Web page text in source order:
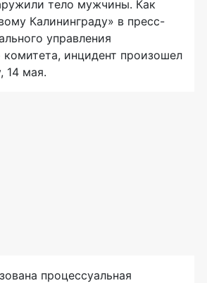
тело мужчины. Как
Калининграду» в пресс-
управления
комитета, инцидент произошел
14 мая.
процессуальная